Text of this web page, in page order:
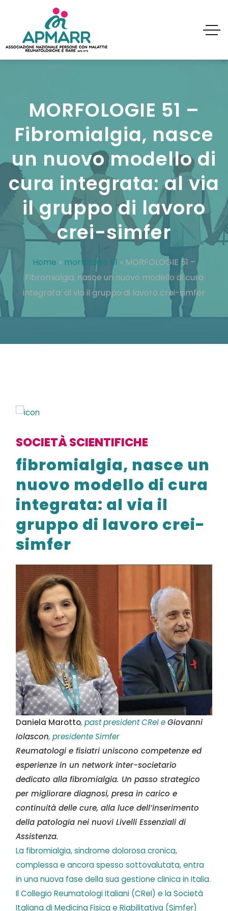
MORFOLOGIE 51 –
Fibromialgia, nasce
un nuovo modello di
cura integrata: al via
il gruppo di lavoro
crei-simfer
Home » morfologie 51 » MORFOLOGIE 51 –
Fibromialgia, nasce un nuovo modello di cura
integrata: al via il gruppo di lavoro crei-simfer
SOCIETÀ SCIENTIFICHE
fibromialgia, nasce un
nuovo modello di cura
integrata: al via il
gruppo di lavoro crei-
simfer
Daniela Marotto, past president CReI eGiovanni
Iolascon, presidente Simfer
Reumatologi e fisiatri uniscono competenze ed
esperienze in un network inter-societario
dedicato alla fibromialgia. Un passo strategico
per migliorare diagnosi, presa in carico e
continuità delle cure, alla luce dell’inserimento
della patologia nei nuovi Livelli Essenziali di
Assistenza.
La fibromialgia, sindrome dolorosa cronica,
complessa e ancora spesso sottovalutata, entra
in una nuova fase della sua gestione clinica in Italia.
Il Collegio Reumatologi Italiani (CReI) e la Società
Italiana di Medicina Fisica e Riabilitativa (Simfer)